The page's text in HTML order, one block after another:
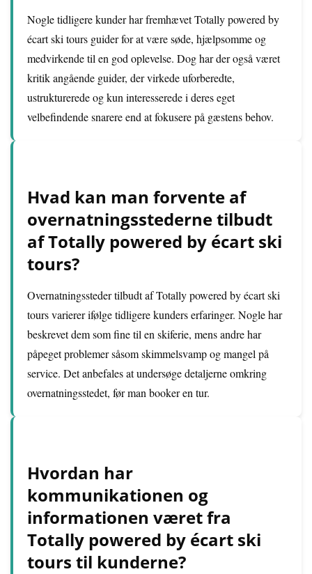
Nogle tidligere kunder har fremhævet Totally powered by
écart ski tours guider for at være søde, hjælpsomme og
medvirkende til en god oplevelse. Dog har der også været
kritik angående guider, der virkede uforberedte,
ustrukturerede og kun interesserede i deres eget
velbefindende snarere end at fokusere på gæstens behov.
Hvad kan man forvente af
overnatningsstederne tilbudt
af Totally powered by écart ski
tours?
Overnatningssteder tilbudt af Totally powered by écart ski
tours varierer ifølge tidligere kunders erfaringer. Nogle har
beskrevet dem som fine til en skiferie, mens andre har
påpeget problemer såsom skimmelsvamp og mangel på
service. Det anbefales at undersøge detaljerne omkring
overnatningsstedet, før man booker en tur.
Hvordan har
kommunikationen og
informationen været fra
Totally powered by écart ski
tours til kunderne?